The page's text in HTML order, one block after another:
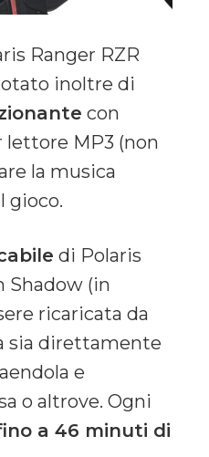
Ranger RZR
inoltre di
con
lettore MP3 (non
la musica
gioco.
di Polaris
Shadow (in
ricaricata da
sia direttamente
e
o altrove. Ogni
a 46 minuti di